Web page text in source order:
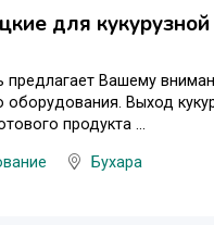
для
предлагает Вашему
оборудования. Выход
продукта ...
Бухара